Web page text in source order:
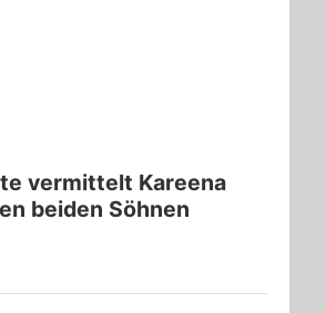
vermittelt Kareena
beiden Söhnen